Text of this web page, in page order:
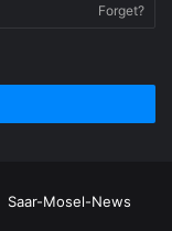
Forget?
Saar-Mosel-News